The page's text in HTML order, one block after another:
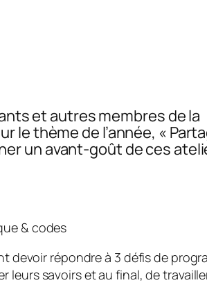
et autres membres de la
thème de l’année, «
un avant-goût de ces
& codes
devoir répondre à 3 défis de
savoirs et au final, de